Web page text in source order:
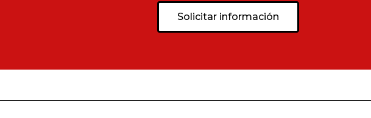
Solicitar información